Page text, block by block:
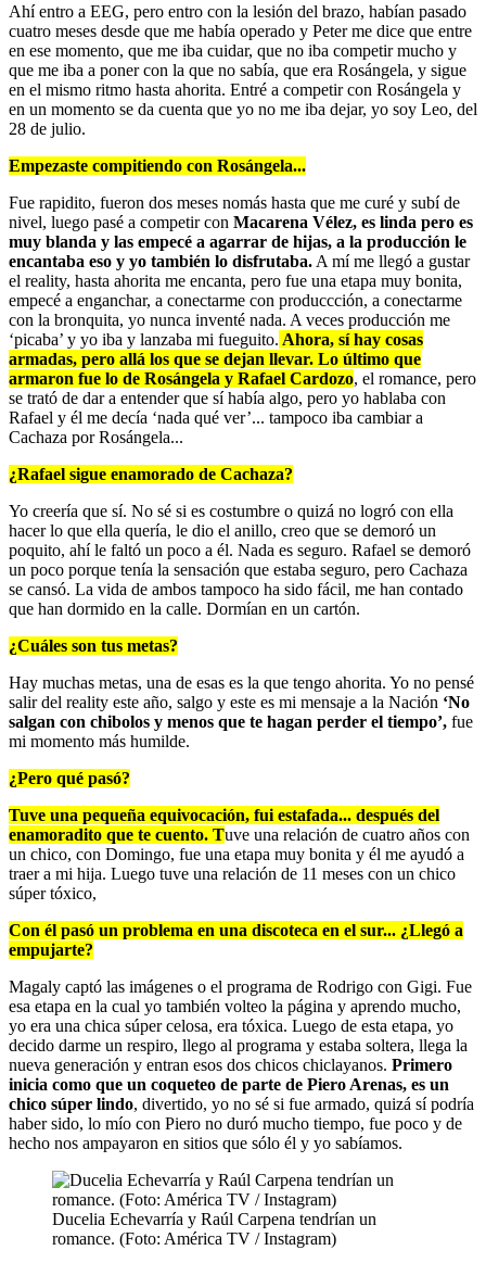
Ahí entro a EEG, pero entro con la lesión del brazo, habían pasado
cuatro meses desde que me había operado y Peter me dice que entre
en ese momento, que me iba cuidar, que no iba competir mucho y
que me iba a poner con la que no sabía, que era Rosángela, y sigue
en el mismo ritmo hasta ahorita. Entré a competir con Rosángela y
en un momento se da cuenta que yo no me iba dejar, yo soy Leo, del
28 de julio.
Empezaste compitiendo con Rosángela...
Fue rapidito, fueron dos meses nomás hasta que me curé y subí de
nivel, luego pasé a competir con Macarena Vélez, es linda pero es
muy blanda y las empecé a agarrar de hijas, a la producción le
encantaba eso y yo también lo disfrutaba. A mí me llegó a gustar
el reality, hasta ahorita me encanta, pero fue una etapa muy bonita,
empecé a enganchar, a conectarme con produccción, a conectarme
con la bronquita, yo nunca inventé nada. A veces producción me
‘picaba’ y yo iba y lanzaba mi fueguito. Ahora, sí hay cosas
armadas, pero allá los que se dejan llevar. Lo último que
armaron fue lo de Rosángela y Rafael Cardozo, el romance, pero
se trató de dar a entender que sí había algo, pero yo hablaba con
Rafael y él me decía ‘nada qué ver’... tampoco iba cambiar a
Cachaza por Rosángela...
¿Rafael sigue enamorado de Cachaza?
Yo creería que sí. No sé si es costumbre o quizá no logró con ella
hacer lo que ella quería, le dio el anillo, creo que se demoró un
poquito, ahí le faltó un poco a él. Nada es seguro. Rafael se demoró
un poco porque tenía la sensación que estaba seguro, pero Cachaza
se cansó. La vida de ambos tampoco ha sido fácil, me han contado
que han dormido en la calle. Dormían en un cartón.
¿Cuáles son tus metas?
Hay muchas metas, una de esas es la que tengo ahorita. Yo no pensé
salir del reality este año, salgo y este es mi mensaje a la Nación ‘No
salgan con chibolos y menos que te hagan perder el tiempo’, fue
mi momento más humilde.
¿Pero qué pasó?
Tuve una pequeña equivocación, fui estafada... después del
enamoradito que te cuento. Tuve una relación de cuatro años con
un chico, con Domingo, fue una etapa muy bonita y él me ayudó a
traer a mi hija. Luego tuve una relación de 11 meses con un chico
súper tóxico,
Con él pasó un problema en una discoteca en el sur... ¿Llegó a
empujarte?
Magaly captó las imágenes o el programa de Rodrigo con Gigi. Fue
esa etapa en la cual yo también volteo la página y aprendo mucho,
yo era una chica súper celosa, era tóxica. Luego de esta etapa, yo
decido darme un respiro, llego al programa y estaba soltera, llega la
nueva generación y entran esos dos chicos chiclayanos. Primero
inicia como que un coqueteo de parte de Piero Arenas, es un
chico súper lindo, divertido, yo no sé si fue armado, quizá sí podría
haber sido, lo mío con Piero no duró mucho tiempo, fue poco y de
hecho nos ampayaron en sitios que sólo él y yo sabíamos.
Ducelia Echevarría y Raúl Carpena tendrían un
romance. (Foto: América TV / Instagram)